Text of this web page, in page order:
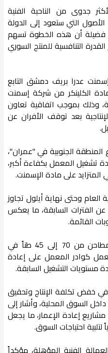
جدوى من الناحية الفنية
التي ستعود إلى الدولة
فضيلة أن هذه الخطوة تسهم
التنافسية للمنتج السوري
عدرا بريف دمشق التابع
الكلينكر من شركة إسمنت
وذلك بموجب اتفاقية تعاون
بعد توقف الأفران عن
الجنوبية في "عمران"،
المعمل بكفاءة أكبر،
المتزايد على مادة الإسمنت.
العام وحتى نهاية أيلول تجاوز
عن الفترات السابقة، ما يعكس
القائمة.
ورغم تراجع الطاقة الإنتاجية للمطاحن من 70 إلى 45 طناً في
كوادر المعمل على إعادة
مستويات التشغيل السابقة.
خفض تكلفة الإنتاج وتحقيق
السوق المحلية، وأشار إلى
إعادة الإعمار، ما يجعل
لتلبية احتياجات السوق.